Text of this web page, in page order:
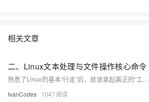
相关文章
二、Linux文本处理与文件操作核心命令
熟悉了Linux的基本“行走”后，就该拿起真正的“工具”干活了。用grep这个“放大镜”在文件里搜索内容，用find这个“探测器”在系统中寻找文件，再用tar把东西打包带走。最关键的是要学会使用管道符|，它像一条流水线，能把这些命令串联起来，让简单工具组合出强大的功能，比如 ps -ef | grep 'nginx' 就能快速找出nginx进程。
IvanCodes 1047